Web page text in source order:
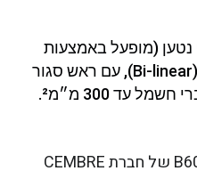
נטען (מופעל באמצעות
סוללה), 68kN, דו-ליניארי (Bi-linear), עם ראש סגור
עד 300 מ״מ².
כלי הלחיצה האלחוטי B600CND של חברת CEMBRE